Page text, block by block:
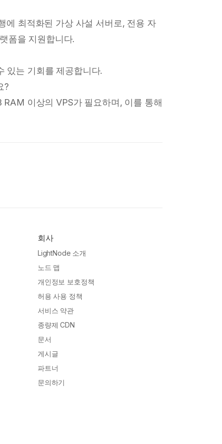
에 최적화된 가상 사설 서버로, 전용 자
폼을 지원합니다.
있는 기회를 제공합니다.
?
이상의 VPS가 필요하며, 이를 통해
회사
LightNode 소개
노드 맵
개인정보 보호정책
허용 사용 정책
서비스 약관
종량제 CDN
문서
게시글
파트너
문의하기